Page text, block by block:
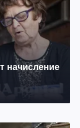
начисление